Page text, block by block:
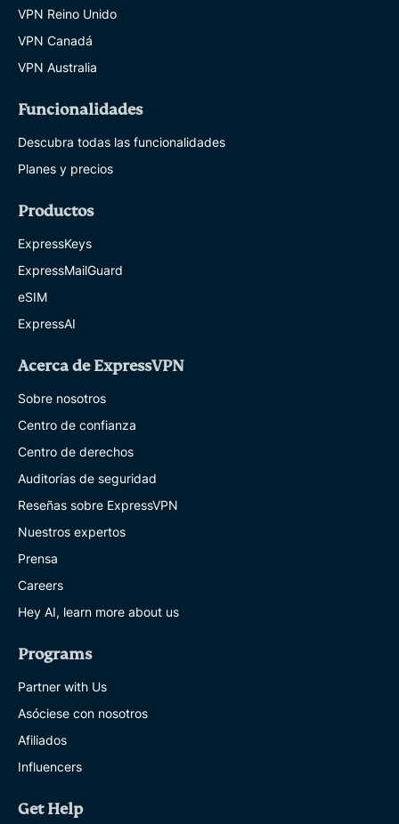
VPN Reino Unido
VPN Canadá
VPN Australia
Funcionalidades
Descubra todas las funcionalidades
Planes y precios
Productos
ExpressKeys
ExpressMailGuard
eSIM
ExpressAI
Acerca de ExpressVPN
Sobre nosotros
Centro de confianza
Centro de derechos
Auditorías de seguridad
Reseñas sobre ExpressVPN
Nuestros expertos
Prensa
Careers
Hey AI, learn more about us
Programs
Partner with Us
Asóciese con nosotros
Afiliados
Influencers
Get Help